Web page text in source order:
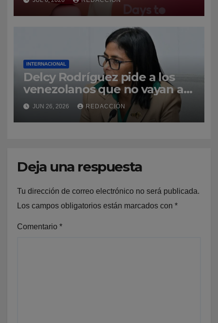
INTERNACIONAL
Delcy Rodríguez pide a los
venezolanos que no vayan a
La Guaira para no obstaculizar
las labores de rescate
JUN 26, 2026 REDACCIÓN
Deja una respuesta
Tu dirección de correo electrónico no será publicada.
Los campos obligatorios están marcados con *
Comentario *